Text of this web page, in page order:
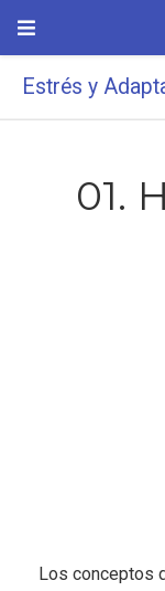
Estrés y
01.
Los conceptos